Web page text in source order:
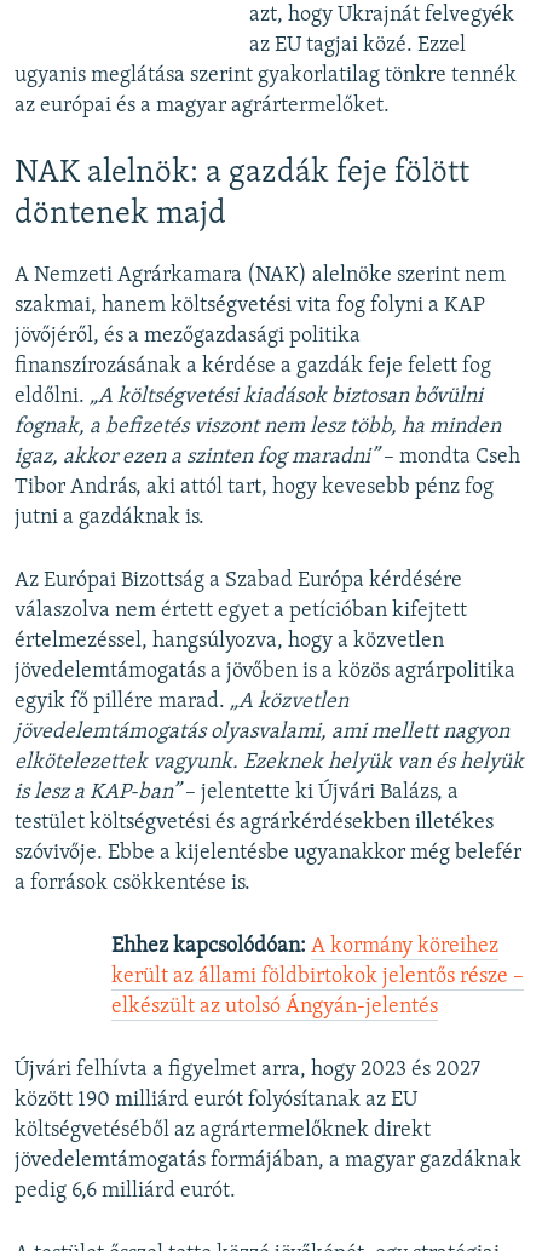
azt, hogy Ukrajnát felvegyék
az EU tagjai közé. Ezzel
ugyanis meglátása szerint gyakorlatilag tönkre tennék
az európai és a magyar agrártermelőket.
NAK alelnök: a gazdák feje fölött
döntenek majd
A Nemzeti Agrárkamara (NAK) alelnöke szerint nem
szakmai, hanem költségvetési vita fog folyni a KAP
jövőjéről, és a mezőgazdasági politika
finanszírozásának a kérdése a gazdák feje felett fog
eldőlni. „A költségvetési kiadások biztosan bővülni
fognak, a befizetés viszont nem lesz több, ha minden
igaz, akkor ezen a szinten fog maradni”– mondta Cseh
Tibor András, aki attól tart, hogy kevesebb pénz fog
jutni a gazdáknak is.
Az Európai Bizottság a Szabad Európa kérdésére
válaszolva nem értett egyet a petícióban kifejtett
értelmezéssel, hangsúlyozva, hogy a közvetlen
jövedelemtámogatás a jövőben is a közös agrárpolitika
egyik fő pillére marad. „A közvetlen
jövedelemtámogatás olyasvalami, ami mellett nagyon
elkötelezettek vagyunk. Ezeknek helyük van és helyük
is lesz a KAP-ban”– jelentette ki Újvári Balázs, a
testület költségvetési és agrárkérdésekben illetékes
szóvivője. Ebbe a kijelentésbe ugyanakkor még belefér
a források csökkentése is.
Ehhez kapcsolódóan: A kormány köreihez
került az állami földbirtokok jelentős része –
elkészült az utolsó Ángyán-jelentés
Újvári felhívta a figyelmet arra, hogy 2023 és 2027
között 190 milliárd eurót folyósítanak az EU
költségvetéséből az agrártermelőknek direkt
jövedelemtámogatás formájában, a magyar gazdáknak
pedig 6,6 milliárd eurót.